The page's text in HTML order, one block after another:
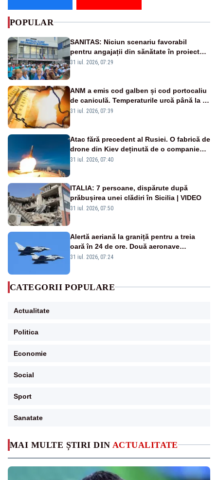
MAI MULTE ȘTIRI DIN ACTUALITATE
POPULAR
SANITAS: Niciun scenariu favorabil
pentru angajații din sănătate în proiectul
Legii salarizării
31 iul. 2026, 07:29
ANM a emis cod galben și cod portocaliu
de caniculă. Temperaturile urcă până la 38
de grade, iar nopțile devin tropicale
31 iul. 2026, 07:39
Atac fără precedent al Rusiei. O fabrică de
drone din Kiev deținută de o companie
americană, distrusă de o rachetă
31 iul. 2026, 07:40
ITALIA: 7 persoane, dispărute după
prăbușirea unei clădiri în Sicilia | VIDEO
31 iul. 2026, 07:50
Alertă aeriană la graniță pentru a treia
oară în 24 de ore. Două aeronave
Eurofighter britanice au fost ridicate de la
31 iul. 2026, 07:24
CATEGORII POPULARE
Actualitate
Politica
Economie
Social
Sport
Sanatate